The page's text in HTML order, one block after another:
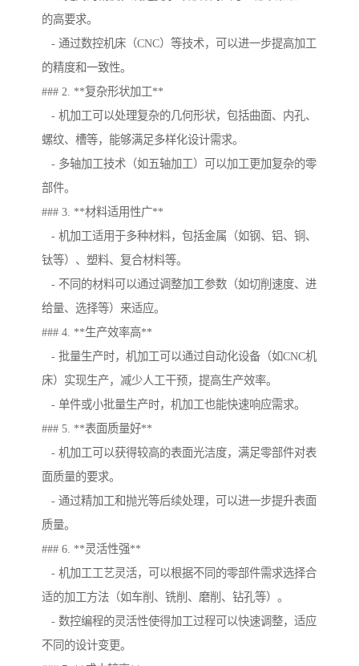
的高要求。
- 通过数控机床（CNC）等技术，可以进一步提高加工
的精度和一致性。
### 2. **复杂形状加工**
- 机加工可以处理复杂的几何形状，包括曲面、内孔、
螺纹、槽等，能够满足多样化设计需求。
- 多轴加工技术（如五轴加工）可以加工更加复杂的零
部件。
### 3. **材料适用性广**
- 机加工适用于多种材料，包括金属（如钢、铝、铜、
钛等）、塑料、复合材料等。
- 不同的材料可以通过调整加工参数（如切削速度、进
给量、选择等）来适应。
### 4. **生产效率高**
- 批量生产时，机加工可以通过自动化设备（如CNC机
床）实现生产，减少人工干预，提高生产效率。
- 单件或小批量生产时，机加工也能快速响应需求。
### 5. **表面质量好**
- 机加工可以获得较高的表面光洁度，满足零部件对表
面质量的要求。
- 通过精加工和抛光等后续处理，可以进一步提升表面
质量。
### 6. **灵活性强**
- 机加工工艺灵活，可以根据不同的零部件需求选择合
适的加工方法（如车削、铣削、磨削、钻孔等）。
- 数控编程的灵活性使得加工过程可以快速调整，适应
不同的设计变更。